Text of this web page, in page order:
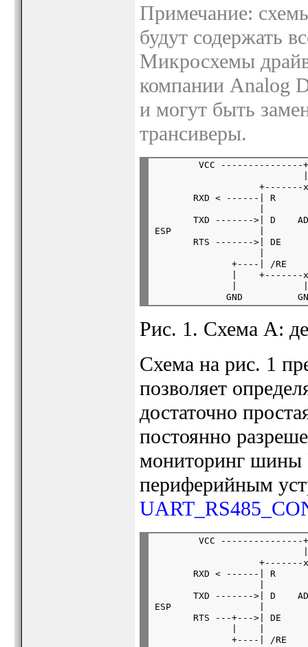
Примечание:
будут содержать
Микросхемы
компании Analog
и могут быть
трансиверы.
        VCC ---------------+
+-------
RXD < ------| R
TXD ------->| D
ESP                |
RTS ------->| DE
+----| /RE
|    +-------
Рис. 1. Схема A:
Схема на рис. 1
позволяет
достаточно
постоянно
мониторинг шины
периферийным
        VCC ---------------+
+-------
RXD < ------| R
TXD ------->| D
ESP                |
RTS ---+--->| DE
+----| /RE